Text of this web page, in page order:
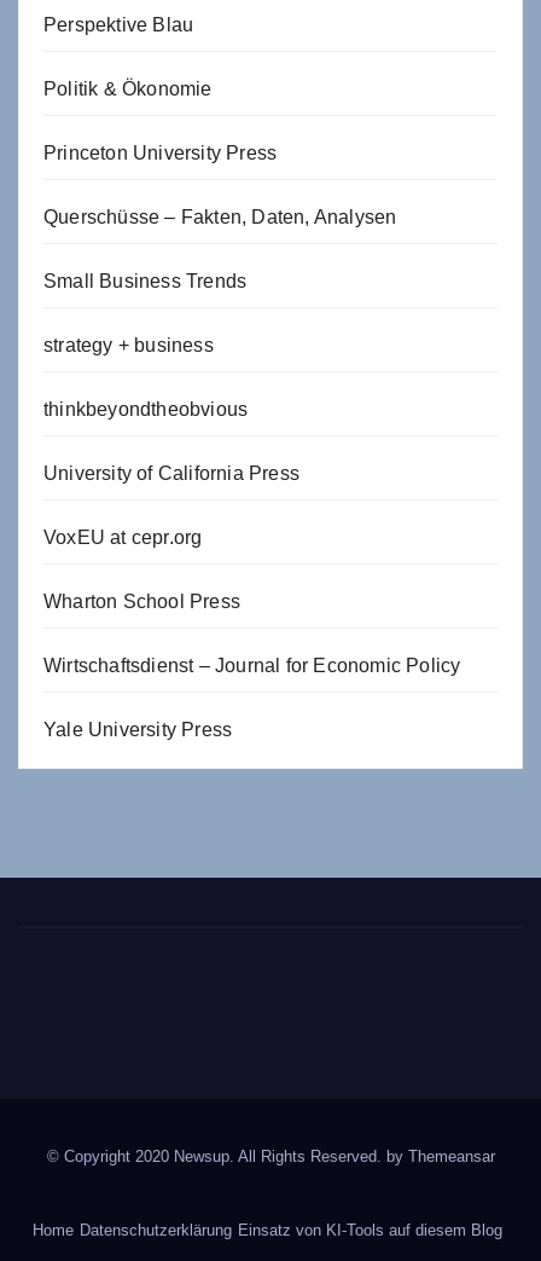
Perspektive Blau
Politik & Ökonomie
Princeton University Press
Querschüsse – Fakten, Daten, Analysen
Small Business Trends
strategy + business
thinkbeyondtheobvious
University of California Press
VoxEU at cepr.org
Wharton School Press
Wirtschaftsdienst – Journal for Economic Policy
Yale University Press
© Copyright 2020 Newsup. All Rights Reserved. by Themeansar
Home Datenschutzerklärung Einsatz von KI-Tools auf diesem Blog